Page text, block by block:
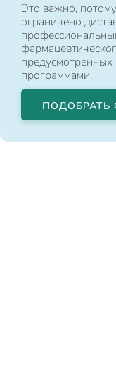
Это важно,
ограничено
программами.
ПОДОБРАТЬ